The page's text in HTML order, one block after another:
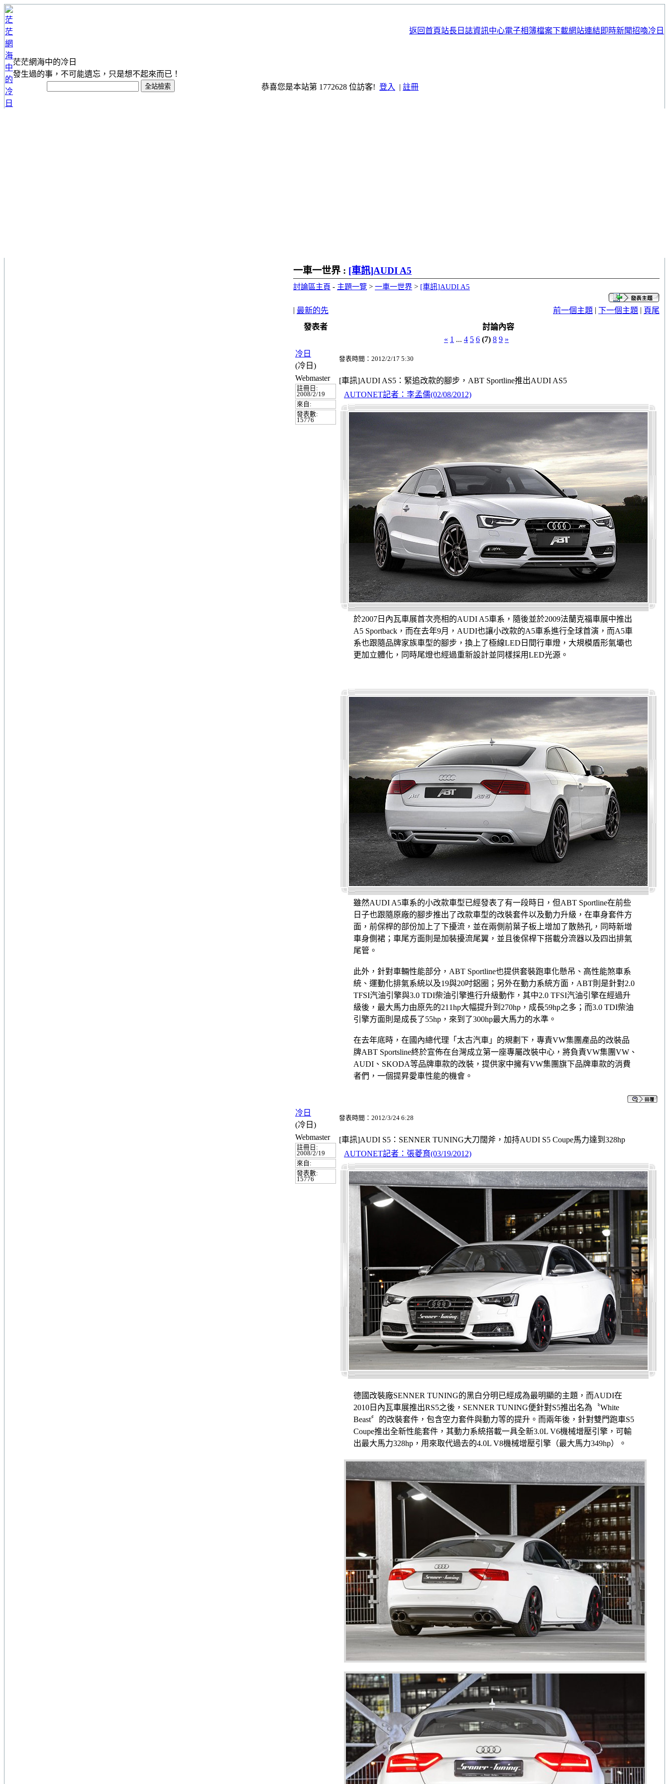
返回首頁站長日誌資訊中心電子相簿檔案下載網站連結即時新聞招喚冷日
茫茫網海中的冷日
發生過的事，不可能遺忘，只是想不起來而已！
恭喜您是本站第 1772628 位訪客! 登入 | 註冊
一車一世界 : [車訊]AUDI A5
討論區主頁 - 主題一覽 > 一車一世界 > [車訊]AUDI A5
| 最新的先 前一個主題 | 下一個主題 | 頁尾
發表者
討論內容
« 1 ... 4 5 6 (7) 8 9 »
冷日
(冷日)
發表時間：2012/2/17 5:30
Webmaster
註冊日:
2008/2/19
來自:
發表數:
15776
[車訊]AUDI AS5：緊追改款的腳步，ABT Sportline推出AUDI AS5
AUTONET記者：李孟儒(02/08/2012)
於2007日內瓦車展首次亮相的AUDI A5車系，隨後並於2009法蘭克福車展中推出
A5 Sportback，而在去年9月，AUDI也讓小改款的A5車系進行全球首演，而A5車
系也跟隨品牌家族車型的腳步，換上了極線LED日間行車燈，大規模盾形氣壩也
更加立體化，同時尾燈也經過重新設計並同樣採用LED光源。
雖然AUDI A5車系的小改款車型已經發表了有一段時日，但ABT Sportline在前些
日子也跟隨原廠的腳步推出了改款車型的改裝套件以及動力升級，在車身套件方
面，前保桿的部份加上了下擾流，並在兩側前葉子板上增加了散熱孔，同時新增
車身側裙；車尾方面則是加裝擾流尾翼，並且後保桿下搭載分流器以及四出排氣
尾管。
此外，針對車輛性能部分，ABT Sportline也提供套裝跑車化懸吊、高性能煞車系
統、運動化排氣系統以及19與20吋鋁圈；另外在動力系統方面，ABT則是針對2.0
TFSI汽油引擎與3.0 TDI柴油引擎進行升級動作，其中2.0 TFSI汽油引擎在經過升
級後，最大馬力由原先的211hp大幅提升到270hp，成長59hp之多；而3.0 TDI柴油
引擎方面則是成長了55hp，來到了300hp最大馬力的水準。
在去年底時，在國內總代理「太古汽車」的規劃下，專責VW集團產品的改裝品
牌ABT Sportsline終於宣佈在台灣成立第一座專屬改裝中心，將負責VW集團VW、
AUDI、SKODA等品牌車款的改裝，提供家中擁有VW集團旗下品牌車款的消費
者們，一個提昇愛車性能的機會。
冷日
(冷日)
發表時間：2012/3/24 6:28
Webmaster
註冊日:
2008/2/19
來自:
發表數:
15776
[車訊]AUDI S5：SENNER TUNING大刀闊斧，加持AUDI S5 Coupe馬力達到328hp
AUTONET記者：張菱育(03/19/2012)
德國改裝廠SENNER TUNING的黑白分明已經成為最明顯的主題，而AUDI在
2010日內瓦車展推出RS5之後，SENNER TUNING便針對S5推出名為〝White
Beast〞的改裝套件，包含空力套件與動力等的提升。而兩年後，針對雙門跑車S5
Coupe推出全新性能套件，其動力系統搭載一具全新3.0L V6機械增壓引擎，可輸
出最大馬力328hp，用來取代過去的4.0L V8機械增壓引擎（最大馬力349hp）。